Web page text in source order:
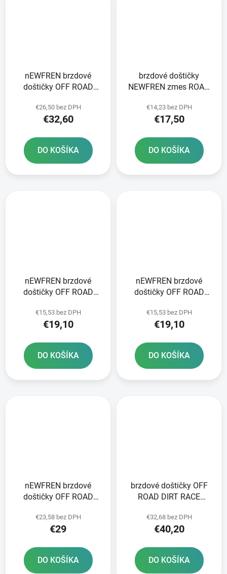
nEWFREN brzdové
doštičky OFF ROAD
balení
€26,50 bez DPH
€32,60
DO KOŠÍKA
brzdové doštičky
NEWFREN zmes ROAD
v balení
€14,23 bez DPH
€17,50
DO KOŠÍKA
nEWFREN brzdové
doštičky OFF ROAD
balení
€15,53 bez DPH
€19,10
DO KOŠÍKA
nEWFREN brzdové
doštičky OFF ROAD
balení
€15,53 bez DPH
€19,10
DO KOŠÍKA
nEWFREN brzdové
doštičky OFF ROAD
balení
€23,58 bez DPH
€29
DO KOŠÍKA
brzdové doštičky OFF
ROAD DIRT RACE
ks v balení
€32,68 bez DPH
€40,20
DO KOŠÍKA